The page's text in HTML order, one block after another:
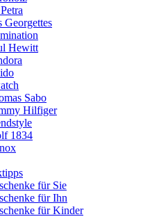
Georgettes
Hewitt
Sabo
Hilfiger
1834
für Sie
für Ihn
für Kinder